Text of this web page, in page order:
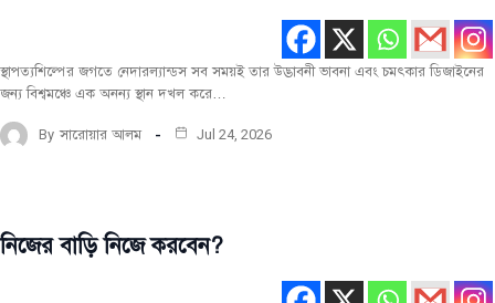
স্থাপত্যশিল্পের জগতে নেদারল্যান্ডস সব সময়ই তার উদ্ভাবনী ভাবনা এবং চমৎকার ডিজাইনের
জন্য বিশ্বমঞ্চে এক অনন্য স্থান দখল করে…
By সারোয়ার আলম Jul 24, 2026
সবিশেষ
নিজের বাড়ি নিজে করবেন?